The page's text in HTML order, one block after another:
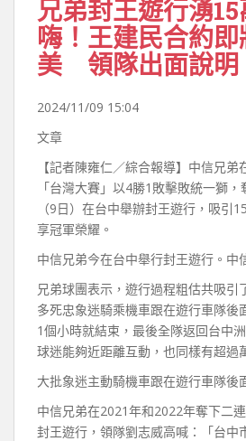
兄弟封王遊行湧
嗨！王建民合約
美 領隊出面說明
2024/11/09 15:04
文章
【記者陳雍仁／綜合報導】中信兄
「台灣大賽」以4勝1敗擊敗統一獅
（9日）在台中舉辦封王遊行，吸引
享冠軍榮耀。
中信兄弟今在台中舉行封王遊行。中
兄弟球團表示，遊行過程粗估共吸引
多死忠象迷騎乘機車跟在遊行車隊後
1個小時就結束，最後全隊返回台中
球迷能夠近距離互動，也同樣有超過
大批象迷主動騎機車跟在遊行車隊後
中信兄弟在2021年和2022年奪下二
封王遊行，領隊劉志威高喊：「台中